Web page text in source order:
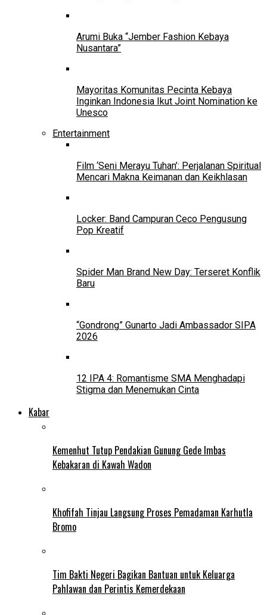
Arumi Buka “Jember Fashion Kebaya
Nusantara”
Mayoritas Komunitas Pecinta Kebaya
Inginkan Indonesia Ikut Joint Nomination ke
Unesco
Entertainment
Film ‘Seni Merayu Tuhan’: Perjalanan Spiritual
Mencari Makna Keimanan dan Keikhlasan
Locker: Band Campuran Ceco Pengusung
Pop Kreatif
Spider Man Brand New Day: Terseret Konflik
Baru
“Gondrong” Gunarto Jadi Ambassador SIPA
2026
12 IPA 4: Romantisme SMA Menghadapi
Stigma dan Menemukan Cinta
Kabar
Kemenhut Tutup Pendakian Gunung Gede Imbas
Kebakaran di Kawah Wadon
Khofifah Tinjau Langsung Proses Pemadaman Karhutla
Bromo
Tim Bakti Negeri Bagikan Bantuan untuk Keluarga
Pahlawan dan Perintis Kemerdekaan